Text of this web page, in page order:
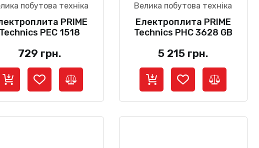
побутова техніка
PRIME
PEC 1518
729 грн.
Велика побутова техніка
Електроплита PRIME
Technics PHC 3628 GB
5 215 грн.